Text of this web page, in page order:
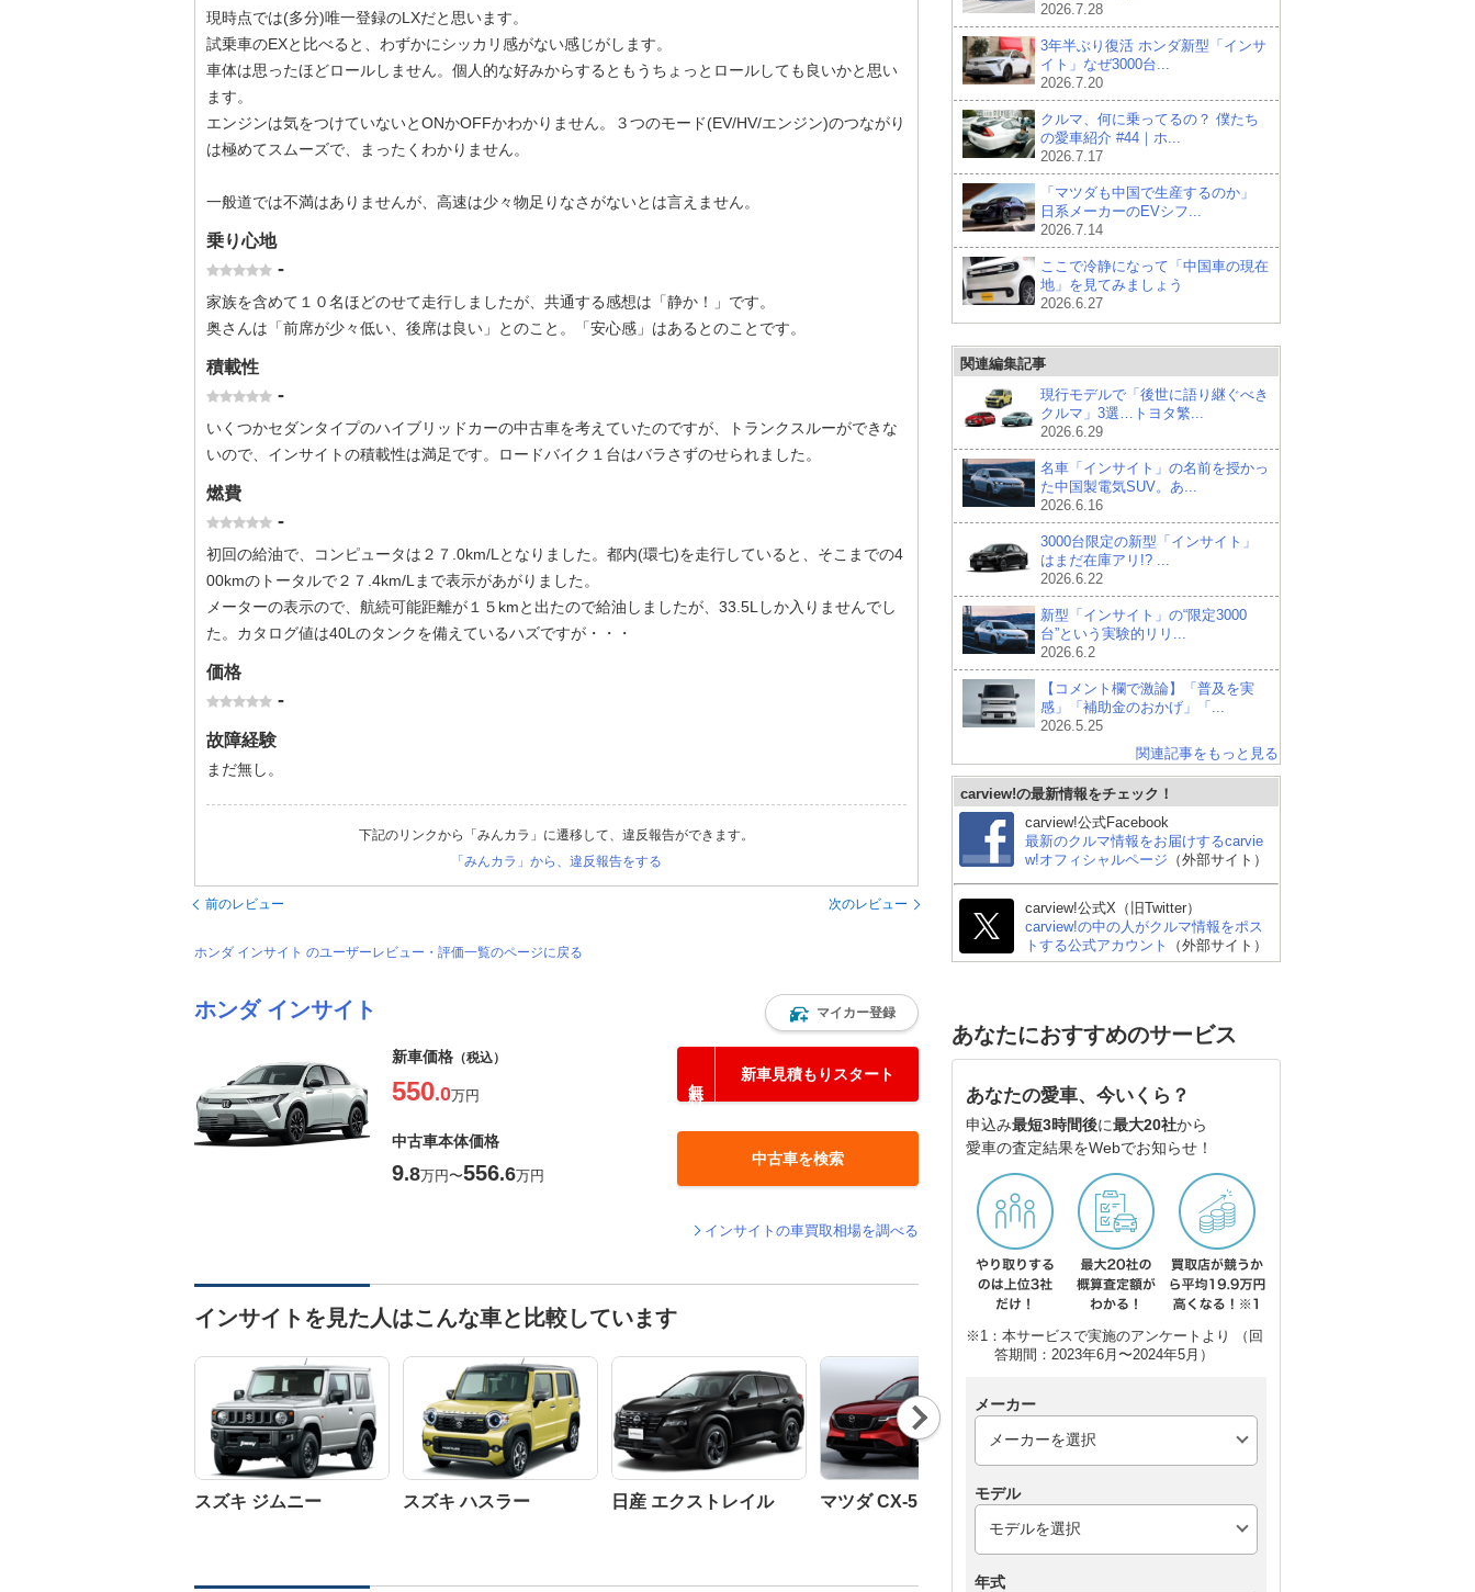
現時点では(多分)唯一登録のLXだと思います。
試乗車のEXと比べると、わずかにシッカリ感がない感じがします。
車体は思ったほどロールしません。個人的な好みからするともうちょっとロールしても良いかと思い
ます。
エンジンは気をつけていないとONかOFFかわかりません。３つのモード(EV/HV/エンジン)のつながり
は極めてスムーズで、まったくわかりません。
一般道では不満はありませんが、高速は少々物足りなさがないとは言えません。
乗り心地
-
家族を含めて１０名ほどのせて走行しましたが、共通する感想は「静か！」です。
奥さんは「前席が少々低い、後席は良い」とのこと。「安心感」はあるとのことです。
積載性
-
いくつかセダンタイプのハイブリッドカーの中古車を考えていたのですが、トランクスルーができな
いので、インサイトの積載性は満足です。ロードバイク１台はバラさずのせられました。
燃費
-
初回の給油で、コンピュータは２７.0km/Lとなりました。都内(環七)を走行していると、そこまでの4
00kmのトータルで２７.4km/Lまで表示があがりました。
メーターの表示ので、航続可能距離が１５kmと出たので給油しましたが、33.5Lしか入りませんでし
た。カタログ値は40Lのタンクを備えているハズですが・・・
価格
-
故障経験
まだ無し。
下記のリンクから「みんカラ」に遷移して、違反報告ができます。
「みんカラ」から、違反報告をする
前のレビュー 次のレビュー
ホンダ インサイト のユーザーレビュー・評価一覧のページに戻る
ホンダ インサイト マイカー登録
新車価格 （税込）
550.0万円
新車見積もりスタート
中古車本体価格
9.8万円〜556.6万円
中古車を検索
インサイトの車買取相場を調べる
インサイトを見た人はこんな車と比較しています
スズキ ジムニー スズキ ハスラー 日産 エクストレイル マツダ CX-5 スバル フォレスター
トヨタ ハリアーハイブ
リッド
Nex
t
2026.7.28
3年半ぶり復活 ホンダ新型「インサ
イト」なぜ3000台...
2026.7.20
クルマ、何に乗ってるの？ 僕たち
の愛車紹介 #44｜ホ...
2026.7.17
「マツダも中国で生産するのか」
日系メーカーのEVシフ...
2026.7.14
ここで冷静になって「中国車の現在
地」を見てみましょう
2026.6.27
関連編集記事
現行モデルで「後世に語り継ぐべき
クルマ」3選…トヨタ繁...
2026.6.29
名車「インサイト」の名前を授かっ
た中国製電気SUV。あ...
2026.6.16
3000台限定の新型「インサイト」
はまだ在庫アリ!? ...
2026.6.22
新型「インサイト」の“限定3000
台”という実験的リリ...
2026.6.2
【コメント欄で激論】「普及を実
感」「補助金のおかげ」「...
2026.5.25
関連記事をもっと見る
carview!の最新情報をチェック！
carview!公式Facebook
最新のクルマ情報をお届けするcarvie
w!オフィシャルページ （外部サイト）
carview!公式X（旧Twitter）
carview!の中の人がクルマ情報をポス
トする公式アカウント
（外部サイト）
あなたにおすすめのサービス
あなたの愛車、今いくら？
申込み最短3時間後に最大20社から
愛車の査定結果をWebでお知らせ！
※1：本サービスで実施のアンケートより （回
答期間：2023年6月〜2024年5月）
メーカー
モデル
年式